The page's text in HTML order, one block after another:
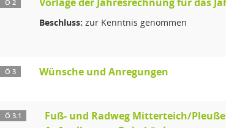
Ö 2
Beschluss: zur Kenntnis genommen
Ö 3 Wünsche und Anregungen
Ö 3.1
Fuß- und Radweg Mitterteich/